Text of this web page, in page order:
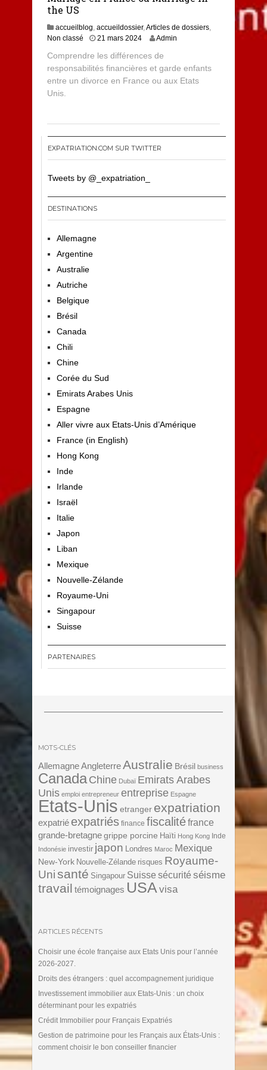
the US
accueilblog, accueildossier,Articles de dossiers,
Non classé
21 mars 20242
m
a
r
2
4
Admin
Comprendre les différences de
responsabilités financières et garde enfants
entre un divorce en France ou aux Etats
Unis.
EXPATRIATION.COM SUR TWITTER
Tweets by @_expatriation_
DESTINATIONS
Allemagne
Argentine
Australie
Autriche
Belgique
Brésil
Canada
Chili
Chine
Corée du Sud
Emirats Arabes Unis
Espagne
Aller vivre aux Etats-Unis d’Amérique
France (in English)
Hong Kong
Inde
Irlande
Israël
Italie
Japon
Liban
Mexique
Nouvelle-Zélande
Royaume-Uni
Singapour
Suisse
PARTENAIRES
MOTS-CLÉS
Allemagne AngleterreAustralie Brésil business
Canada Chine Dubaï Emirats Arabes
Unis emploi entrepreneur entreprise Espagne
Etats-Unis etranger expatriation
expatrié expatriés finance fiscalitéfrance
grande-bretagne grippe porcine Haïti Hong Kong Inde
Indonésie investir japon Londres Maroc Mexique
New-York Nouvelle-Zélande risques Royaume-
Unisanté Singapour Suisse sécurité séisme
travail témoignages USA visa
ARTICLES RÉCENTS
Choisir une école française aux Etats Unis pour l’année
2026-2027.
Droits des étrangers : quel accompagnement juridique
Investissement immobilier aux Etats-Unis : un choix
déterminant pour les expatriés
Crédit Immobilier pour Français Expatriés
Gestion de patrimoine pour les Français aux États-Unis :
comment choisir le bon conseiller financier